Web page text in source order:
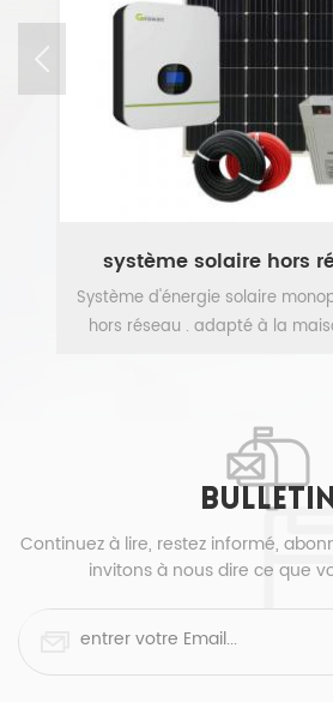
système solaire hors
Système d'énergie solaire monophasé
hors réseau . adapté à la maison
BULLETIN
Continuez à lire, restez informé,
invitons à nous dire ce que